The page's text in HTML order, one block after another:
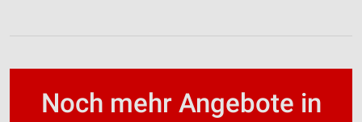
Noch mehr Angebote in